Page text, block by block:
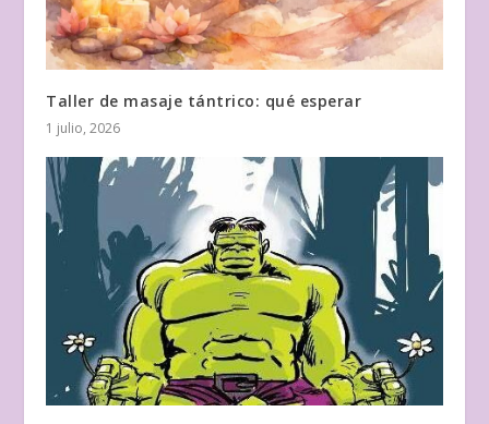
Taller de masaje tántrico: qué esperar
1 julio, 2026